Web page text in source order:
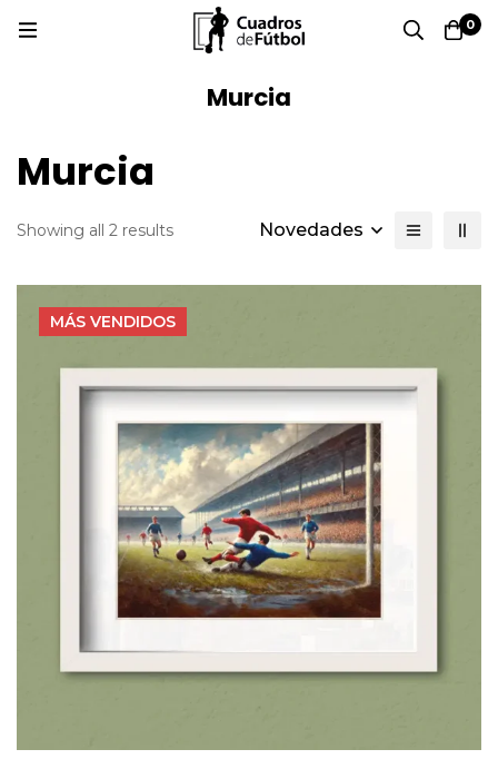
0
Murcia
Murcia
Showing all 2 results Novedades
MÁS VENDIDOS